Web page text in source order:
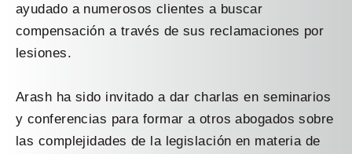
ayudado a numerosos clientes a buscar
compensación a través de sus reclamaciones por
lesiones.
Arash ha sido invitado a dar charlas en seminarios
y conferencias para formar a otros abogados sobre
las complejidades de la legislación en materia de